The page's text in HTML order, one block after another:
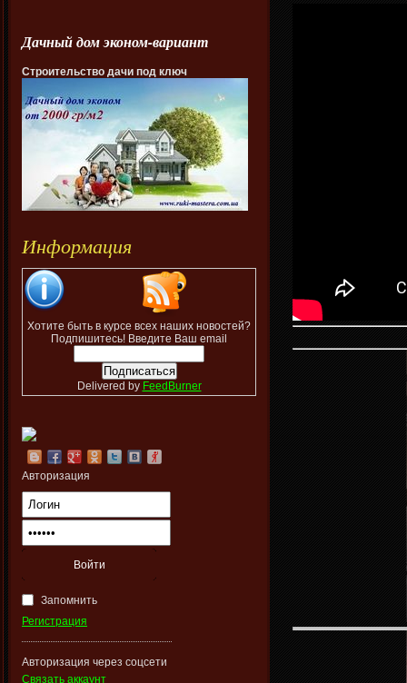
Дачный дом эконом-вариант
Строительство дачи под ключ
Информация
Хотите быть в курсе всех наших новостей?
Подпишитесь! Введите Ваш email
Delivered by FeedBurner
Авторизация
Запомнить
Регистрация
Авторизация через соцсети
Связать аккаунт